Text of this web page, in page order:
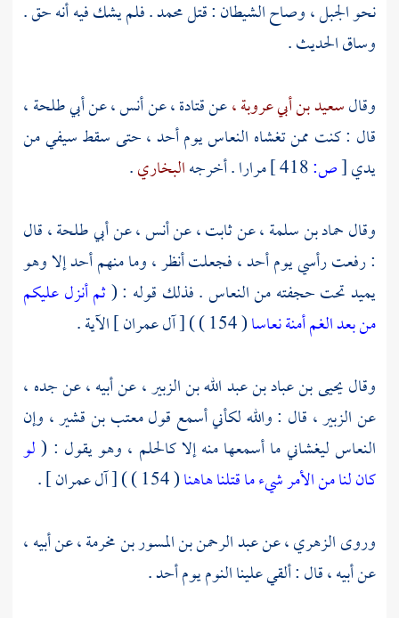
نحو الجبل ، وصاح الشيطان : قتلمحمد. فلم يشك فيه أنه حق .
وساق الحديث .
وقالسعيد بن أبي عروبة ،عنقتادة ،عنأنس ،عنأبي طلحة ،
قال : كنت ممن تغشاه النعاس يومأحد ،حتى سقط سيفي من
يدي[ص: مرارا . أخرجهالبخاري.
وقالحماد بن سلمة ،عنثابت ،عنأنس ،عنأبي طلحة ،قال
: رفعت رأسي يومأحد ،فجعلت أنظر ، وما منهم أحد إلا وهو
يميد تحت حجفته من النعاس . فذلك قوله : (ثم أنزل عليكم
من بعد الغم أمنة نعاسا( 154 ) ) [ آل عمران ] الآية .
وقاليحيى بن عباد بن عبد الله بن الزبير ،عن أبيه ، عن جده ،
عنالزبير ، قال : والله لكأني أسمع قولمعتب بن قشير ، وإن
النعاس ليغشاني ما أسمعها منه إلا كالحلم ، وهو يقول : (لو
كان لنا من الأمر شيء ما قتلنا هاهنا( 154 ) ) [ آل عمران ] .
وروىالزهري ،عنعبد الرحمن بن المسور بن مخرمة ،عن أبيه ،
عن أبيه ، قال : ألقي علينا النوم يومأحد.